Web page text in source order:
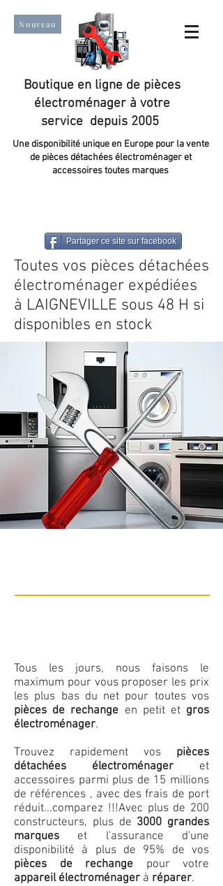
Nouveau
Boutique en ligne de pièces
électroménager à votre
service depuis 2005
Une disponibilité unique en Europe pour la vente
de pièces détachées électroménager et
accessoires toutes marques
Partager ce site sur facebook
Toutes vos pièces détachées
électroménager expédiées
à LAIGNEVILLE sous 48 H si
disponibles en stock
Tous les jours, nous faisons le
maximum pour vous proposer les prix
les plus bas du net pour toutes vos
pièces de rechange en petit et gros
électroménager.
Trouvez rapidement vos pièces
détachées électroménager et
accessoires parmi plus de 15 millions
de références , avec des frais de port
réduit...comparez !!!Avec plus de 200
constructeurs, plus de 3000 grandes
marques et l'assurance d'une
disponibilité à plus de 95% de vos
pièces de rechange pour votre
appareil électroménager à réparer.